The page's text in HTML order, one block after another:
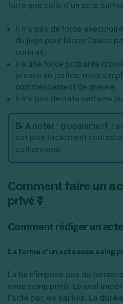
forte que celle d’un acte
Il n’a pas de force
du juge pour forcer l’autre
contrat.
Il a une force probante
preuve en justice, mais
commencement de preuve.
Il n’a pas de date certaine
📝 À noter : globalement,
est plus facilement
authentique.
Comment faire un
privé ?
Comment rédiger un
La forme d’un acte sous seing
La loi n’impose pas de
sous seing privé. Le seul
l’acte par les parties. La